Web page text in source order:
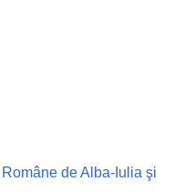
de Alba-Iulia şi